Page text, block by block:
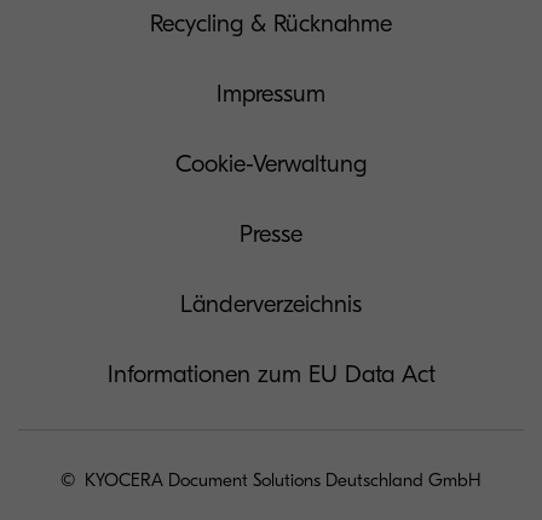
Recycling & Rücknahme
Impressum
Cookie-Verwaltung
Presse
Länderverzeichnis
Informationen zum EU Data Act
© KYOCERA Document Solutions Deutschland GmbH